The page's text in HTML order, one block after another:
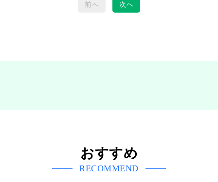
前へ 次へ
おすすめ
RECOMMEND